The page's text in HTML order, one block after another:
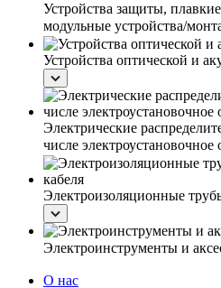
Устройства защиты,
модульные устройства/
Устройства оптической и
Электрические
числе электроустановочное
Электроизоляционные
Электроинструменты и
О нас